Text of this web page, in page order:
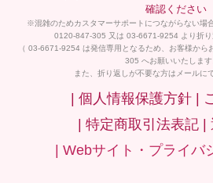
確認ください
※混雑のためカスタマーサポートにつながらない場
0120-847-305 又は 03-6671-9254 より折り
（ 03-6671-9254 は発信専用となるため、お客様か
305 へお願いいたします
また、折り返しが不要な方はメールに
| 個人情報保護方針 |
| 特定商取引法表記 |
| Webサイト・プライバ